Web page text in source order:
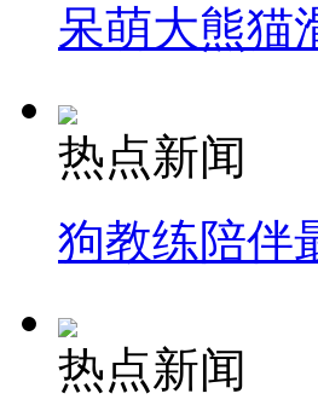
呆萌大熊猫
热点新闻
狗教练陪伴
热点新闻